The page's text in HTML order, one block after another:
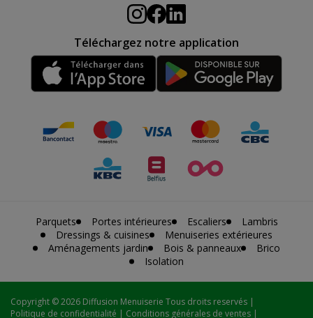
Téléchargez notre application
Parquets Portes intérieures Escaliers
Lambris
Dressings & cuisines
Menuiseries extérieures
Aménagements jardin
Bois & panneaux
Brico
Isolation
Copyright © 2026 Diffusion Menuiserie Tous droits reservés |
Politique de confidentialité | Conditions générales de ventes |